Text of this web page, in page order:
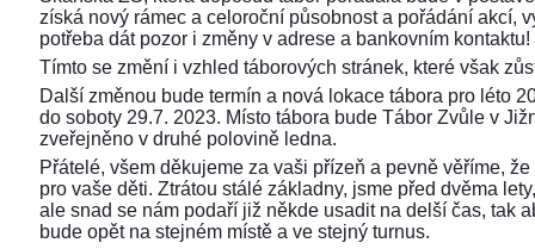
získá nový rámec a celoroční působnost a pořádání akcí,
potřeba dát pozor i změny v adrese a bankovním kontaktu!
Tímto se změní i vzhled táborových stránek, které však
Další změnou bude termín a nová lokace tábora pro léto
do soboty 29.7. 2023. Místo tábora bude Tábor Zvůle v
zveřejněno v druhé polovině ledna.
Přátelé, všem děkujeme za vaši přízeň a pevně věříme,
pro vaše děti. Ztrátou stálé základny, jsme před dvěma
ale snad se nám podaří již někde usadit na delší čas, tak
bude opět na stejném místě a ve stejný turnus.